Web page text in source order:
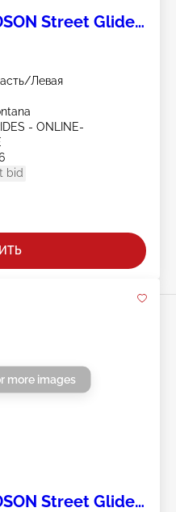
Street Glide
Левая
- ONLINE-
bid
more images
Street Glide